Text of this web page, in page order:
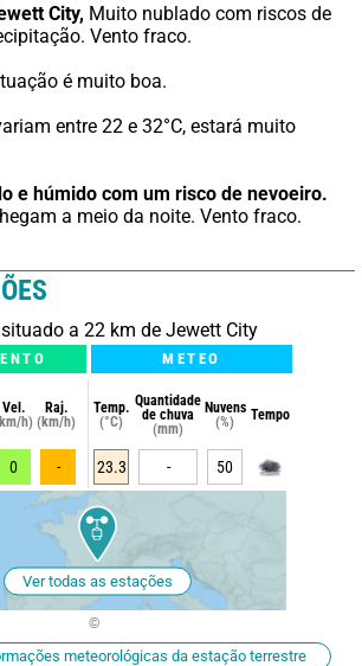
City, Muito nublado com riscos de
Vento fraco.
é muito boa.
entre 22 e 32°C, estará muito
e húmido com um risco de nevoeiro.
a meio da noite. Vento fraco.
situado a 22 km de Jewett City
METEO
Vel.
h)
Raj.
(km/h)
Temp.
(°C)
Quantidade
de chuva
(mm)
Nuvens
(%)
Tempo
0 - 23.3 - 50
Ver todas as estações
meteorológicas da estação terrestre